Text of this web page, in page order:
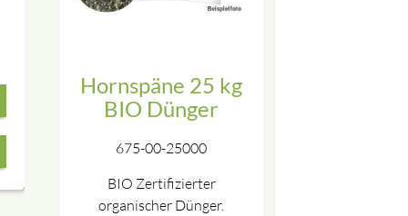
Hornspäne 25 kg
BIO Dünger
675-00-25000
BIO Zertifizierter
organischer Dünger.